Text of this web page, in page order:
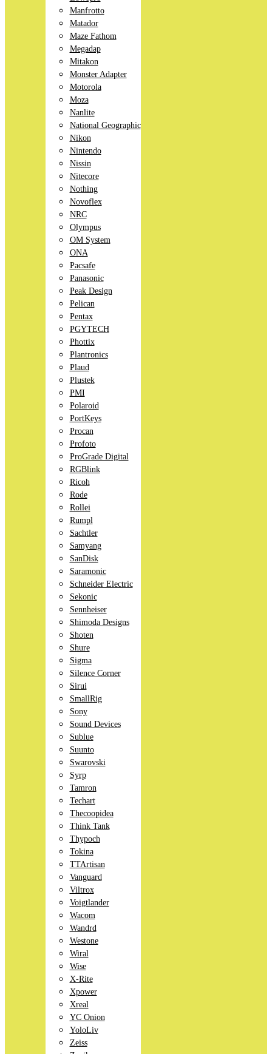
Manfrotto
Matador
Maze Fathom
Megadap
Mitakon
Monster Adapter
Motorola
Moza
Nanlite
National Geographic
Nikon
Nintendo
Nissin
Nitecore
Nothing
Novoflex
NRC
Olympus
OM System
ONA
Pacsafe
Panasonic
Peak Design
Pelican
Pentax
PGYTECH
Phottix
Plantronics
Plaud
Plustek
PMI
Polaroid
PortKeys
Procan
Profoto
ProGrade Digital
RGBlink
Ricoh
Rode
Rollei
Rumpl
Sachtler
Samyang
SanDisk
Saramonic
Schneider Electric
Sekonic
Sennheiser
Shimoda Designs
Shoten
Shure
Sigma
Silence Corner
Sirui
SmallRig
Sony
Sound Devices
Sublue
Suunto
Swarovski
Syrp
Tamron
Techart
Thecoopidea
Think Tank
Thypoch
Tokina
TTArtisan
Vanguard
Viltrox
Voigtlander
Wacom
Wandrd
Westone
Wiral
Wise
X-Rite
Xpower
Xreal
YC Onion
YoloLiv
Zeiss